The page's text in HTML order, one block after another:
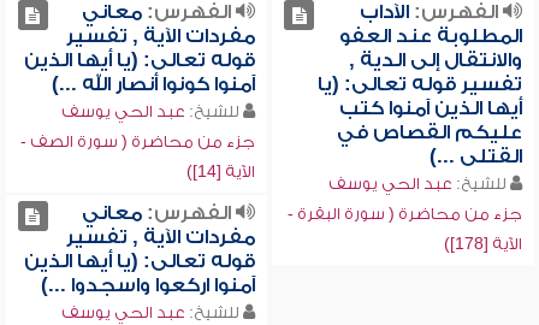
الفهرس:الآداب
المطلوبة عند العفو
والانتقال إلى الدية ,
تفسير قوله تعالى: (يا
أيها الذين آمنوا كتب
عليكم القصاص في
القتلى ...)
للشيخ: عبد الحي يوسف
جزء من محاضرة ( سورة البقرة -
الآية [178])
الفهرس:معاني
مفردات الآية , تفسير
قوله تعالى: (يا أيها الذين
آمنوا كونوا أنصار الله ...)
للشيخ: عبد الحي يوسف
جزء من محاضرة ( سورة الصف -
الآية [14])
الفهرس:معاني
مفردات الآية , تفسير
قوله تعالى: (يا أيها الذين
آمنوا اركعوا واسجدوا ...)
للشيخ: عبد الحي يوسف